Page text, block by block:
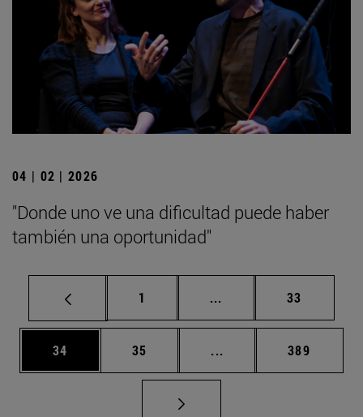
04 | 02 | 2026
"Donde uno ve una dificultad puede haber
también una oportunidad"
Página
1 ... Páginas intermedias
Página
33
Página
34 Página
35 ... Páginas intermedias
Página
389